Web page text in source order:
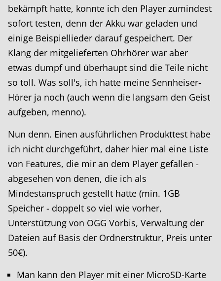
bekämpft hatte, konnte ich den Player zumindest
sofort testen, denn der Akku war geladen und
einige Beispiellieder darauf gespeichert. Der
Klang der mitgelieferten Ohrhörer war aber
etwas dumpf und überhaupt sind die Teile nicht
so toll. Was soll's, ich hatte meine Sennheiser-
Hörer ja noch (auch wenn die langsam den Geist
aufgeben, menno).
Nun denn. Einen ausführlichen Produkttest habe
ich nicht durchgeführt, daher hier mal eine Liste
von Features, die mir an dem Player gefallen -
abgesehen von denen, die ich als
Mindestanspruch gestellt hatte (min. 1GB
Speicher - doppelt so viel wie vorher,
Unterstützung von OGG Vorbis, Verwaltung der
Dateien auf Basis der Ordnerstruktur, Preis unter
50€).
Man kann den Player mit einer MicroSD-Karte